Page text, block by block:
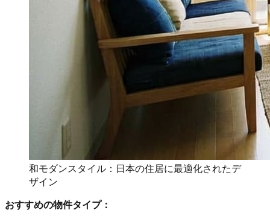
和モダンスタイル：日本の住居に最適化されたデ
ザイン
おすすめの物件タイプ：